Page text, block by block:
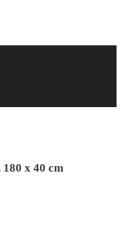
x 40 cm